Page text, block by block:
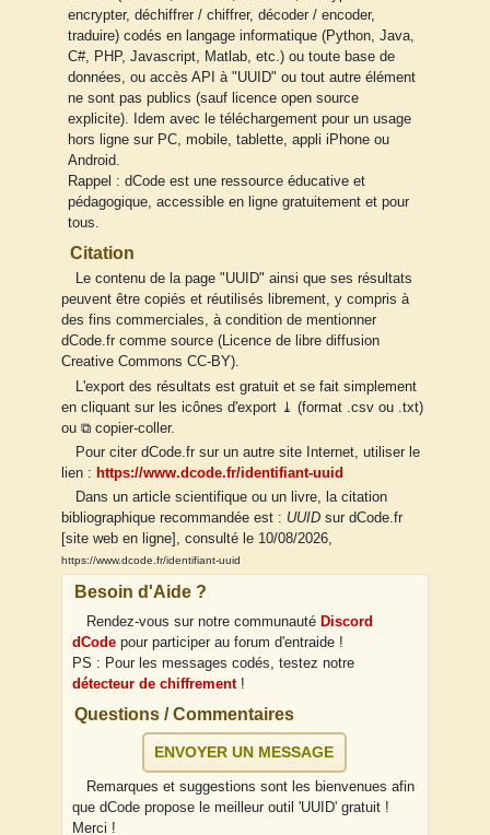
encrypter, déchiffrer / chiffrer, décoder / encoder,
traduire) codés en langage informatique (Python, Java,
C#, PHP, Javascript, Matlab, etc.) ou toute base de
données, ou accès API à "UUID" ou tout autre élément
ne sont pas publics (sauf licence open source
explicite). Idem avec le téléchargement pour un usage
hors ligne sur PC, mobile, tablette, appli iPhone ou
Android.
Rappel : dCode est une ressource éducative et
pédagogique, accessible en ligne gratuitement et pour
tous.
Citation
Le contenu de la page "UUID" ainsi que ses résultats
peuvent être copiés et réutilisés librement, y compris à
des fins commerciales, à condition de mentionner
dCode.fr comme source (Licence de libre diffusion
Creative Commons CC-BY).
L'export des résultats est gratuit et se fait simplement
en cliquant sur les icônes d'export ⤓ (format .csv ou .txt)
ou ⧉ copier-coller.
Pour citer dCode.fr sur un autre site Internet, utiliser le
lien : https://www.dcode.fr/identifiant-uuid
Dans un article scientifique ou un livre, la citation
bibliographique recommandée est : UUID sur dCode.fr
[site web en ligne], consulté le 10/08/2026,
https://www.dcode.fr/identifiant-uuid
Besoin d'Aide ?
Rendez-vous sur notre communauté Discord
dCode pour participer au forum d'entraide !
PS : Pour les messages codés, testez notre
détecteur de chiffrement!
Questions / Commentaires
ENVOYER UN MESSAGE
Remarques et suggestions sont les bienvenues afin
que dCode propose le meilleur outil 'UUID' gratuit !
Merci !